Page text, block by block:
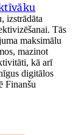
izstrādāta
Tās
maksimālu
mazinot
kā arī
digitālos
Finanšu